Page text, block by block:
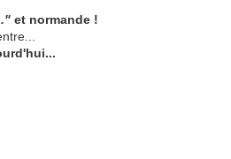
et normande !